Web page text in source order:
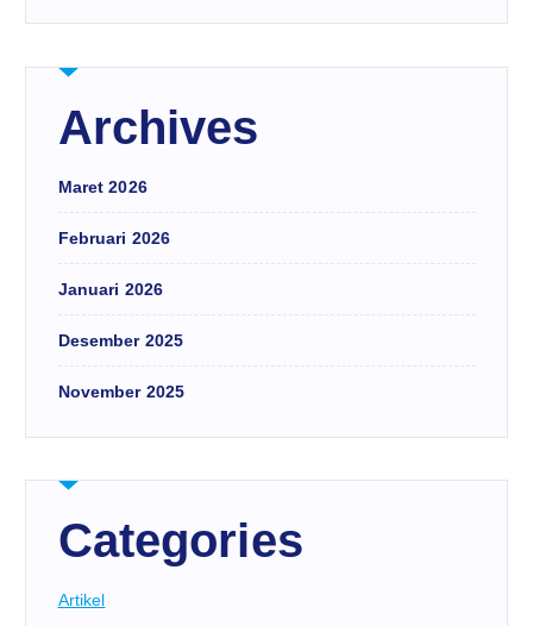
Archives
Maret 2026
Februari 2026
Januari 2026
Desember 2025
November 2025
Categories
Artikel